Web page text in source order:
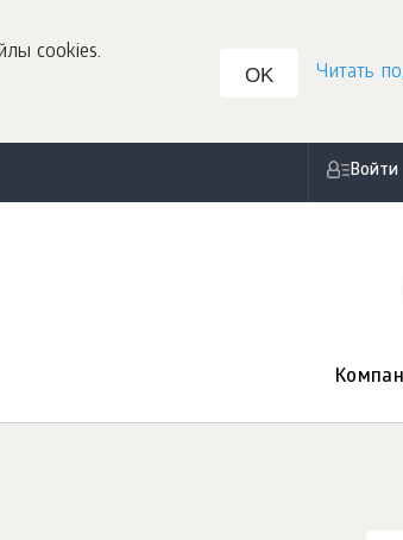
cookies.
OK Читать
Войти